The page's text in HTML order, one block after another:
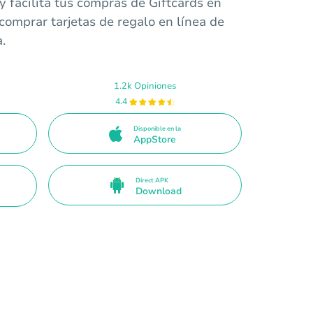
tarjetas de regalo en línea de
1.2k Opiniones
4.4
Disponible en la
AppStore
Direct APK
Download